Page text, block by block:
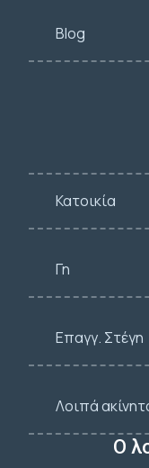
Blog
Κατοικία
Γη
Επαγγ. Στέγη
Λοιπά
Ο